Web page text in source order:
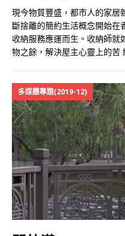
現今物質豐盛，都市人的家居
斷捨離的簡約生活概念開始在
收納服務應運而生。收納師就
物之餘，解決屋主心靈上的苦
多媒體專題(2019-12)